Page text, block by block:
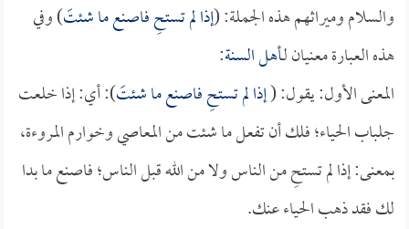
والسلام وميراثهم هذه الجملة: (إذا لم تستحِ فاصنع ما شئتَ) وفي
هذه العبارة معنيان لـأهل السنة:
المعنى الأول: يقول: (إذا لم تستحِ فاصنع ما شئتَ): أي: إذا خلعت
جلباب الحياء؛ فلك أن تفعل ما شئت من المعاصي وخوارم المروءة،
بمعنى: إذا لم تستحِ من الناس ولا من الله قبل الناس؛ فاصنع ما بدا
لك فقد ذهب الحياء عنك.